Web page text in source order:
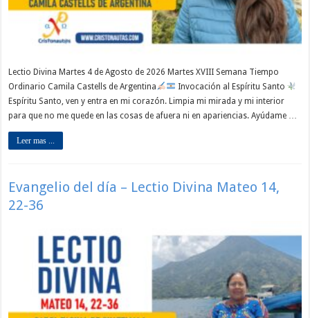
Lectio Divina Martes 4 de Agosto de 2026 Martes XVIII Semana Tiempo
Ordinario Camila Castells de Argentina
Invocación al Espíritu Santo
Espíritu Santo, ven y entra en mi corazón. Limpia mi mirada y mi interior
para que no me quede en las cosas de afuera ni en apariencias. Ayúdame …
Leer mas ...
Evangelio del día – Lectio Divina Mateo 14,
22-36